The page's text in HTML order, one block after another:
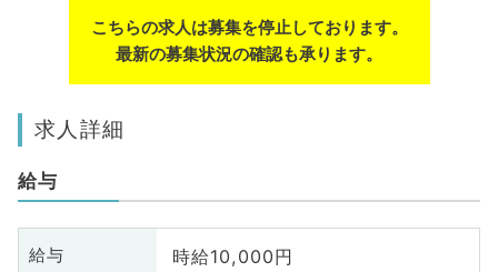
こちらの求人は募集を停止しております。
最新の募集状況の確認も承ります。
求人詳細
給与
給与 時給10,000円